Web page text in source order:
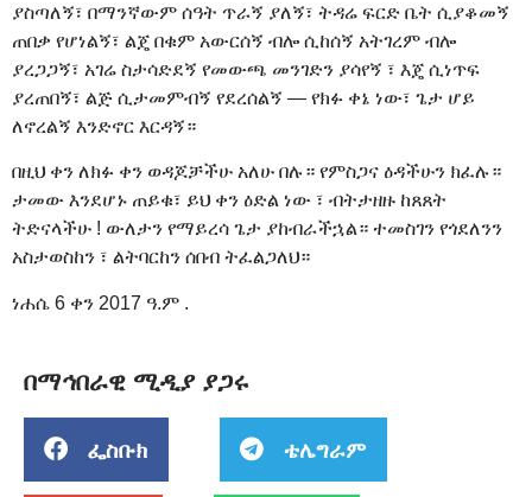
ያስጣለኝ፣ በማንኛውም ሰዓት ጥራኝ ያለኝ፣ ትዳሬ ፍርድ ቤት ሲያቆመኝ
ጠበቃ የሆነልኝ፣ ልጄ በቁም አውርሰኝ ብሎ ሲከሰኝ አትገረም ብሎ
ያረጋጋኝ፣ አገሬ ስታሳድደኝ የመውጫ መንገድን ያሳየኝ ፣ እጄ ሲነጥፍ
ያረጠበኝ፣ ልጅ ሲታመምብኝ የደረሰልኝ — የክፉ ቀኔ ነው፣ ጌታ ሆይ
ለኖረልኝ እንድኖር እርዳኝ።
በዚህ ቀን ለክፉ ቀን ወዳጆቻችሁ አለሁ በሉ። የምስጋና ዕዳችሁን ክፈሉ።
ታመው እንደሆኑ ጠይቁ፣ ይህ ቀን ዕድል ነው ፣ ብትታዘዙ ከጸጸት
ትድናላችሁ ! ውለታን የማይረሳ ጌታ ያከብራችኋል። ተመስገን የጎደለንን
አስታወስከን ፣ ልትባርከን ሰበብ ትፈልጋለህ።
ነሐሴ 6 ቀን 2017 ዓ.ም .
በማኅበራዊ ሚዲያ ያጋሩ
ፌስቡክ ቴሌግራም